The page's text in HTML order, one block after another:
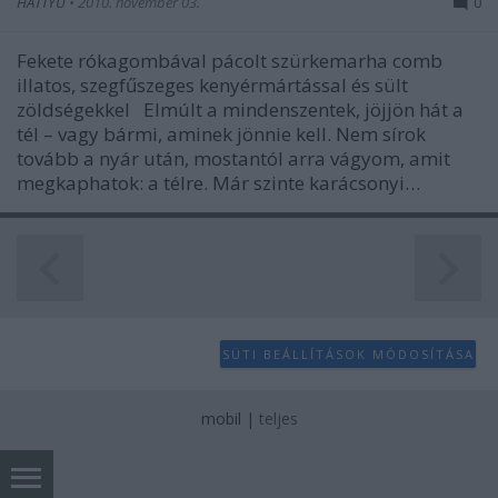
Fekete rókagombával pácolt szürkemarha comb
illatos, szegfűszeges kenyérmártással és sült
zöldségekkel Elmúlt a mindenszentek, jöjjön hát a
tél – vagy bármi, aminek jönnie kell. Nem sírok
tovább a nyár után, mostantól arra vágyom, amit
megkaphatok: a télre. Már szinte karácsonyi…
SÜTI BEÁLLÍTÁSOK MÓDOSÍTÁSA
mobil | teljes